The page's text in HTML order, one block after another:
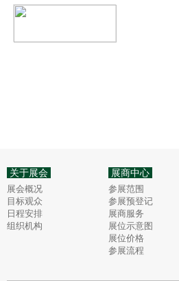
关于展会 展商中心
展会概况
目标观众
日程安排
组织机构
参展范围
参展预登记
展商服务
展位示意图
展位价格
参展流程